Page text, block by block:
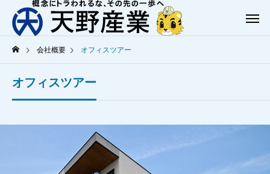
会社概要 オフィスツアー
オフィスツアー